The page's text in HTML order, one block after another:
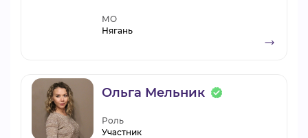
МО
Нягань
Ольга Мельник
Роль
Участник